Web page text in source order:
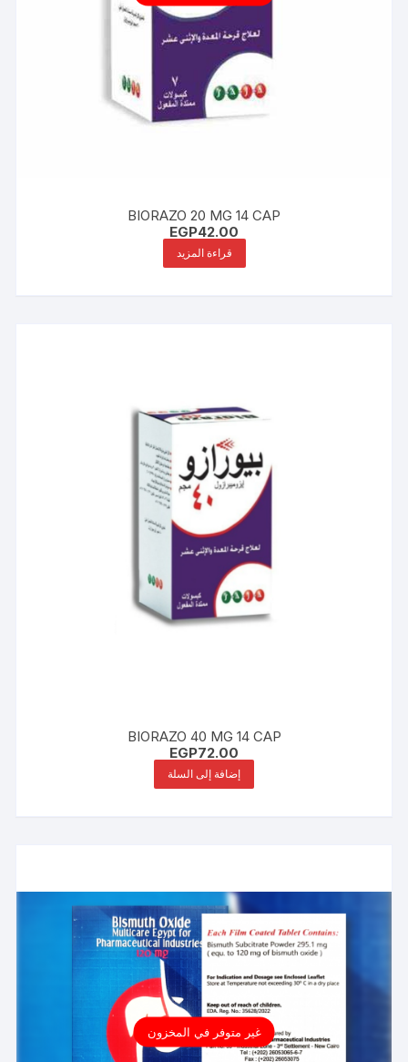
BIORAZO 20 MG 14 CAP
EGP42.00
قراءة المزيد
BIORAZO 40 MG 14 CAP
EGP72.00
إضافة إلى السلة
غير متوفر في المخزون